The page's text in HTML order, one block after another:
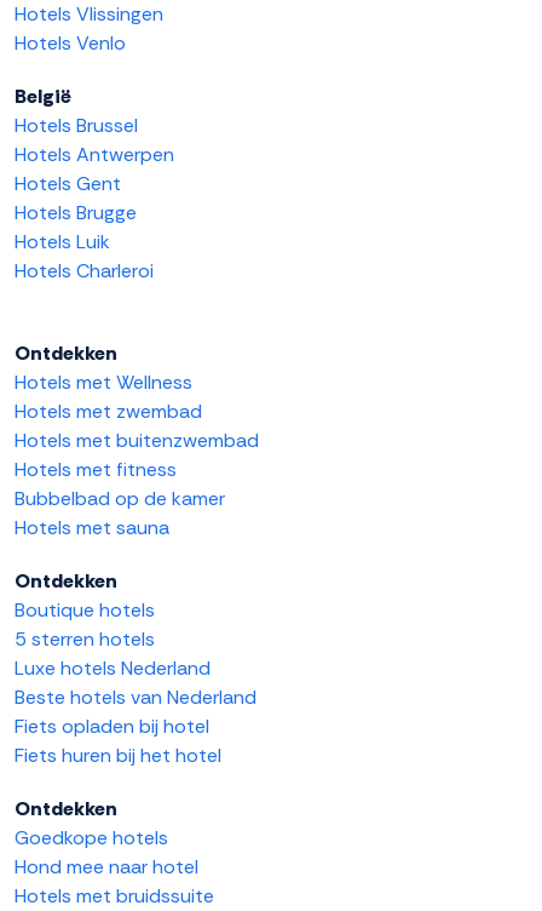
Hotels Vlissingen
Hotels Venlo
België
Hotels Brussel
Hotels Antwerpen
Hotels Gent
Hotels Brugge
Hotels Luik
Hotels Charleroi
Ontdekken
Hotels met Wellness
Hotels met zwembad
Hotels met buitenzwembad
Hotels met fitness
Bubbelbad op de kamer
Hotels met sauna
Ontdekken
Boutique hotels
5 sterren hotels
Luxe hotels Nederland
Beste hotels van Nederland
Fiets opladen bij hotel
Fiets huren bij het hotel
Ontdekken
Goedkope hotels
Hond mee naar hotel
Hotels met bruidssuite